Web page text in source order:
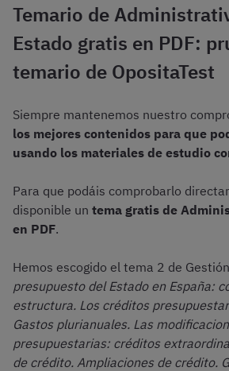
Temario de
Estado gratis en PDF:
temario de OpositaTest
Siempre mantenemos nuestro
los mejores contenidos para que
usando los materiales de estudio
Para que podáis comprobarlo
disponible un tema gratis de
en PDF.
Hemos escogido el tema 2 de
presupuesto del Estado en España:
estructura. Los créditos
Gastos plurianuales. Las
presupuestarias: créditos
de crédito. Ampliaciones de crédito.